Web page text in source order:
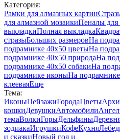
Категория:
Рамки для алмазных картин
для алмазной мозаикиПеналы для
выкладкиПолная выкладка
стразыБольших размеровНа
подрамнике 40х50 цветыНа
подрамнике 40х50 природаНа
подрамнике 40х50 собакиНа
подрамнике иконыНа
клееваяЕще
Тема:
ИконыПейзажиГородаЦветы
кошкиДевушкиАвтомобили
темаВолкиГорыДельфины
зодиакаИгрушкиКофеКухня
и сказкиНовый год и